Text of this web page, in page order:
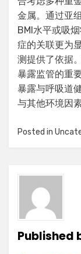
金属。通过亚
BMI水平或吸
症的关联更为
测提供了依据
暴露监管的重
暴露与呼吸道
与其他环境因
Posted in
Published